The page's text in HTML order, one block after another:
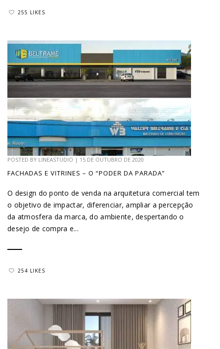
255 LIKES
POSTED BY LINEASTUDIO | 15 DE OUTUBRO DE 2020
FACHADAS E VITRINES – O “PODER DA PARADA”
O design do ponto de venda na arquitetura comercial tem
o objetivo de impactar, diferenciar, ampliar a percepção
da atmosfera da marca, do ambiente, despertando o
desejo de compra e...
254 LIKES